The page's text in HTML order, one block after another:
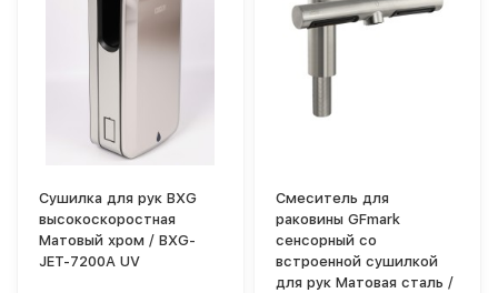
Cушилка для рук BXG
высокоскоростная
Матовый хром / BXG-
JET-7200A UV
Смеситель для
раковины GFmark
сенсорный со
встроенной сушилкой
для рук Матовая сталь /